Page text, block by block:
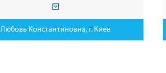
Любовь Константиновна, г. Киев